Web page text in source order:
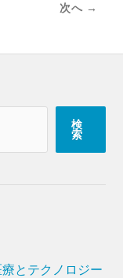
次へ →
検
索
とテクノロジー